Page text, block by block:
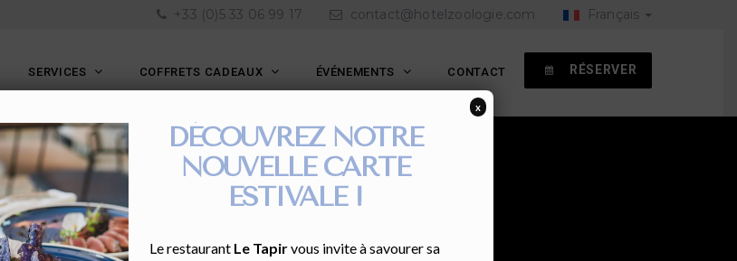
+33 (0)5 33 06 99 17 contact@hotelzoologie.com Français
SERVICES COFFRETS CADEAUX ÉVÉNEMENTS CONTACT RÉSERVER
DÉCOUVREZ NOTRE
NOUVELLE CARTE
ESTIVALE !
Le restaurant Le Tapirvous invite à savourer sa
x